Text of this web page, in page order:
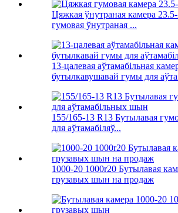
Цяжкая ўнутраная камера
гумовая ўнутраная ...
13-цалевая аўтамабільная
бутылкавушавай гумы для
155/165-13 R13 Бутылавая
для аўтамабіляў...
1000-20 1000r20 Бутылавая
грузавых шын на продаж